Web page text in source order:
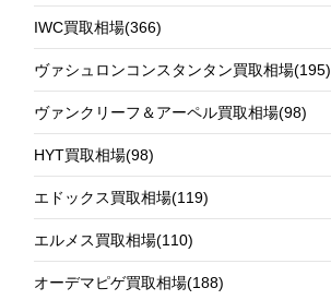
IWC買取相場(366)
ヴァシュロンコンスタンタン買取相場(195)
ヴァンクリーフ＆アーペル買取相場(98)
HYT買取相場(98)
エドックス買取相場(119)
エルメス買取相場(110)
オーデマピゲ買取相場(188)